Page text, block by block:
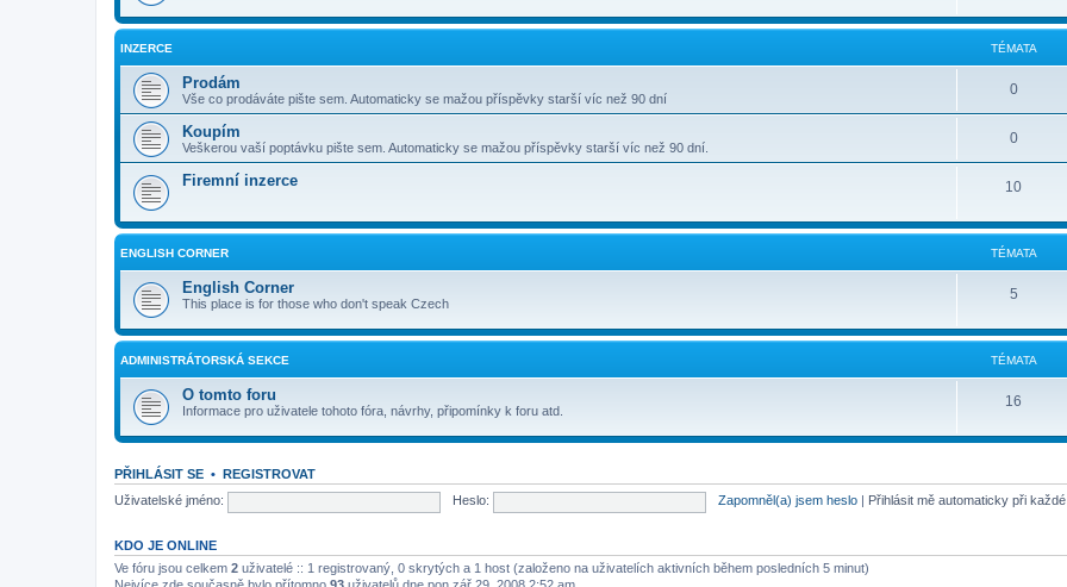
INZERCE TÉMATA
Prodám
Vše co prodáváte pište sem. Automaticky se mažou příspěvky starší víc než 90 dní
0
Koupím
Veškerou vaší poptávku pište sem. Automaticky se mažou příspěvky starší víc než 90 dní.
0
Firemní inzerce 10
ENGLISH CORNER TÉMATA
English Corner
This place is for those who don't speak Czech
5
ADMINISTRÁTORSKÁ SEKCE TÉMATA
O tomto foru
Informace pro uživatele tohoto fóra, návrhy, připomínky k foru atd.
16
PŘIHLÁSIT SE • REGISTROVAT
Uživatelské jméno:
Heslo: Zapomněl(a) jsem heslo Přihlásit mě automaticky při
KDO JE ONLINE
Ve fóru jsou celkem 2 uživatelé :: 1 registrovaný, 0 skrytých a 1 host (založeno na uživatelích aktivních během posledních 5 minut)
Nejvíce zde současně bylo přítomno 93 uživatelů dne pon zář 29, 2008 2:52 am